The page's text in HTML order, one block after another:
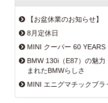
【お盆休業のお知らせ】
8月定休日
MINI クーパー 60 YEARS
BMW 130i（E87）の魅
まれたBMWらしさ
MINI エニグマチックブ